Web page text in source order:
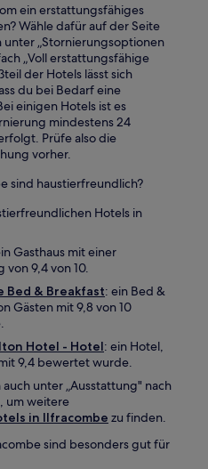
ein erstattungsfähiges
Wähle dafür auf der Seite
„Stornierungsoptionen
„Voll erstattungsfähige
der Hotels lässt sich
du bei Bedarf eine
einigen Hotels ist es
mindestens 24
Prüfe also die
vorher.
sind haustierfreundlich?
Hotels in
Gasthaus mit einer
9,4 von 10.
Bed & Breakfast: ein Bed &
Gästen mit 9,8 von 10
Hotel - Hotel: ein Hotel,
9,4 bewertet wurde.
unter „Ausstattung" nach
um weitere
in Ilfracombe zu finden.
sind besonders gut für